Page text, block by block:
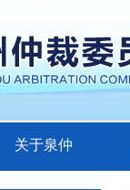
关于泉仲